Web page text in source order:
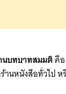
บทบาทสมมติคื
านหนังสือทั่วไป